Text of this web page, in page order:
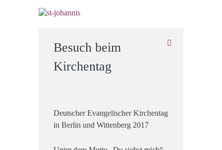
Besuch beim
Kirchentag
Deutscher Evangelischer Kirchentag
in Berlin und Wittenberg 2017